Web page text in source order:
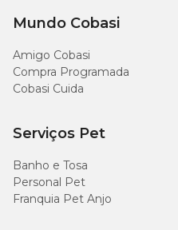
Mundo Cobasi
Amigo Cobasi
Compra Programada
Cobasi Cuida
Serviços Pet
Banho e Tosa
Personal Pet
Franquia Pet Anjo